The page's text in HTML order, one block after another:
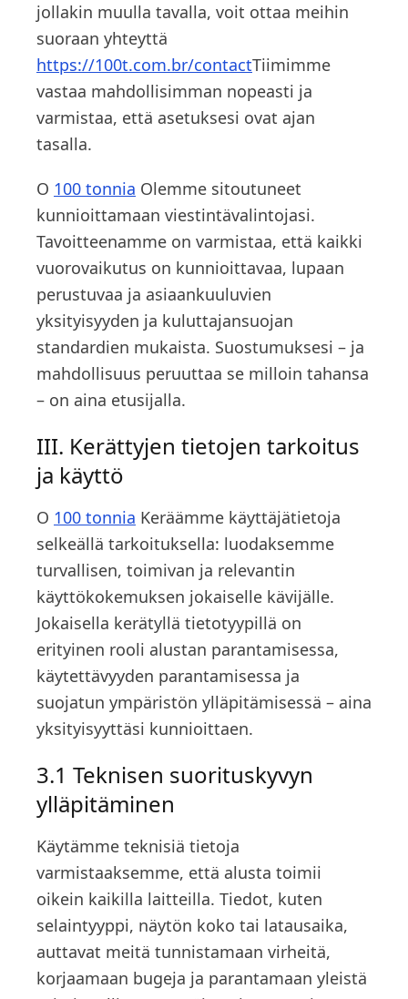
jollakin muulla tavalla, voit ottaa meihin
suoraan yhteyttä
https://100t.com.br/contactTiimimme
vastaa mahdollisimman nopeasti ja
varmistaa, että asetuksesi ovat ajan
tasalla.
O 100 tonnia Olemme sitoutuneet
kunnioittamaan viestintävalintojasi.
Tavoitteenamme on varmistaa, että kaikki
vuorovaikutus on kunnioittavaa, lupaan
perustuvaa ja asiaankuuluvien
yksityisyyden ja kuluttajansuojan
standardien mukaista. Suostumuksesi – ja
mahdollisuus peruuttaa se milloin tahansa
– on aina etusijalla.
III. Kerättyjen tietojen tarkoitus
ja käyttö
O 100 tonnia Keräämme käyttäjätietoja
selkeällä tarkoituksella: luodaksemme
turvallisen, toimivan ja relevantin
käyttökokemuksen jokaiselle kävijälle.
Jokaisella kerätyllä tietotyypillä on
erityinen rooli alustan parantamisessa,
käytettävyyden parantamisessa ja
suojatun ympäristön ylläpitämisessä – aina
yksityisyyttäsi kunnioittaen.
3.1 Teknisen suorituskyvyn
ylläpitäminen
Käytämme teknisiä tietoja
varmistaaksemme, että alusta toimii
oikein kaikilla laitteilla. Tiedot, kuten
selaintyyppi, näytön koko tai latausaika,
auttavat meitä tunnistamaan virheitä,
korjaamaan bugeja ja parantamaan yleistä